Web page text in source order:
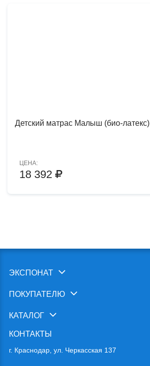
Детский матрас Малыш (био-латекс)
ЦЕНА:
18 392
ЭКСПОНАТ
ПОКУПАТЕЛЮ
КАТАЛОГ
КОНТАКТЫ
г. Краснодар, ул. Черкасская 137